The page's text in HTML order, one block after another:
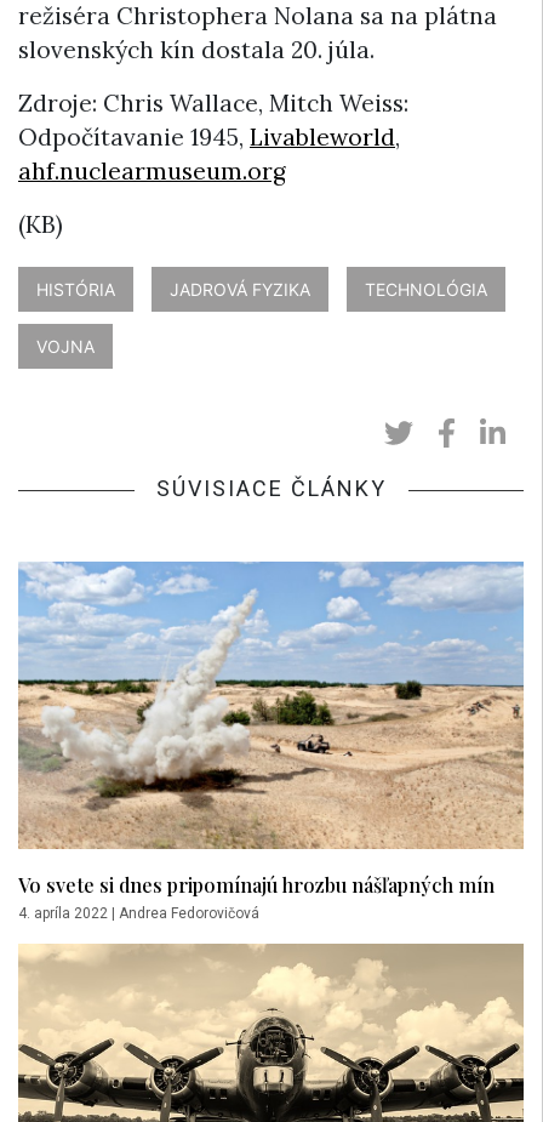
režiséra Christophera Nolana sa na plátna
slovenských kín dostala 20. júla.
Zdroje: Chris Wallace, Mitch Weiss:
Odpočítavanie 1945, Livableworld,
ahf.nuclearmuseum.org
(KB)
HISTÓRIA JADROVÁ FYZIKA TECHNOLÓGIA
VOJNA
SÚVISIACE ČLÁNKY
Vo svete si dnes pripomínajú hrozbu nášľapných mín
4. apríla 2022 | Andrea Fedorovičová